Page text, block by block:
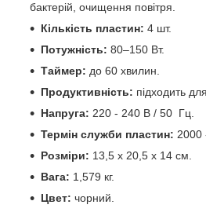
бактерій, очищення повітря.
Кількість пластин: 4 шт.
Потужність: 80–150 Вт.
Таймер: до 60 хвилин.
Продуктивність: підходить
Напруга: 220 - 240 В / 50 Гц.
Термін служби пластин: 2000
Розміри: 13,5 x 20,5 x 14 см.
Вага: 1,579 кг.
Цвет: чорний.